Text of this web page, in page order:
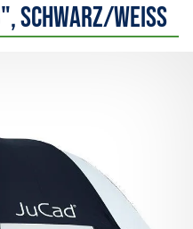
schwarz/weiss